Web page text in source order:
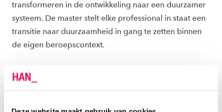
transformeren in de ontwikkeling naar een duurzamer
systeem. De master stelt elke professional in staat een
transitie naar duurzaamheid in gang te zetten binnen
de eigen beroepscontext.
PROFESSIONALS IN DE COMPLEXITEIT VAN
DUURZAAMHEIDSTRANSITIES
Voorzitter van het College van Bestuur, Rob